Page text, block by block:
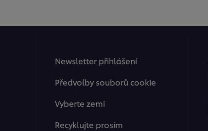
Newsletter přihlášení
Předvolby souborů cookie
Vyberte zemi
Recyklujte prosím